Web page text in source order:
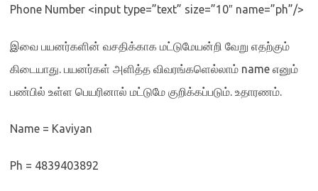
Phone Number <input type=”text” size=”10″ name=”ph”/>
இவை பயனர்களின் வசதிக்காக மட்டுமேயன்றி வேறு எதற்கும்
கிடையாது. பயனர்கள் அளித்த விவரங்களெல்லாம் name எனும்
பண்பில் உள்ள பெயரினால் மட்டுமே குறிக்கப்படும். உதாரணம்.
Name = Kaviyan
Ph = 4839403892